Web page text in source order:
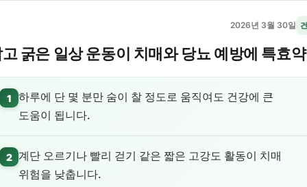
2026년 3월 30일
굵은 일상 운동이 치매와 당뇨 예방에 특효약
1
하루에 단 몇 분만 숨이 찰 정도로 움직여도 건강에 큰
도움이 됩니다.
2 계단 오르기나 빨리 걷기 같은 짧은 고강도 활동이 치매
위험을 낮춥니다.